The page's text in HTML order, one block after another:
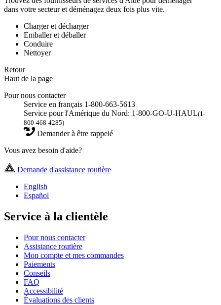
dans votre secteur et déménagez deux fois plus vite.
Charger et décharger
Emballer et déballer
Conduire
Nettoyer
Retour
Haut de la page
Pour nous contacter
Service en français 1-800-663-5613
Service pour l'Amérique du Nord: 1-800-GO-U-HAUL(1-
800-468-4285)
Demander à être rappelé
Vous avez besoin d'aide?
Demande d'assistance routière
English
Español
Service à la clientèle
Pour nous contacter
Assistance routière
Mon compte et mes commandes
Paiements
Conseils
FAQ
Accessibilité
Évaluations des clients